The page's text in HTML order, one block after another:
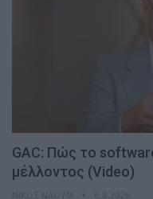
GAC: Πώς το
μέλλοντος (Video)